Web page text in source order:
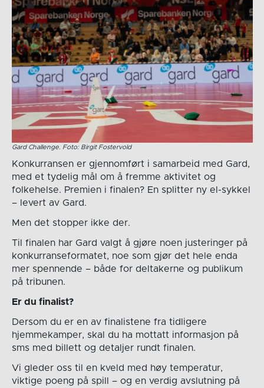
Gard Challenge. Foto: Birgit Fostervold
Konkurransen er gjennomført i samarbeid med Gard,
med et tydelig mål om å fremme aktivitet og
folkehelse. Premien i finalen? En splitter ny el-sykkel
– levert av Gard.
Men det stopper ikke der.
Til finalen har Gard valgt å gjøre noen justeringer på
konkurranseformatet, noe som gjør det hele enda
mer spennende – både for deltakerne og publikum
på tribunen.
Er du finalist?
Dersom du er en av finalistene fra tidligere
hjemmekamper, skal du ha mottatt informasjon på
sms med billett og detaljer rundt finalen.
Vi gleder oss til en kveld med høy temperatur,
viktige poeng på spill – og en verdig avslutning på